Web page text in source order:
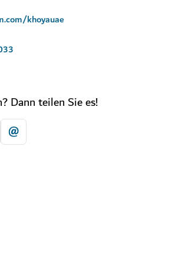
khoyauae
Dann teilen Sie es!